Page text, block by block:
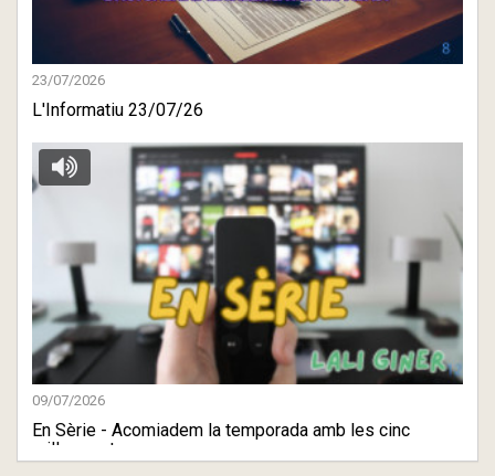
23/07/2026
L'Informatiu 23/07/26
09/07/2026
En Sèrie - Acomiadem la temporada amb les cinc
millors estrene ...